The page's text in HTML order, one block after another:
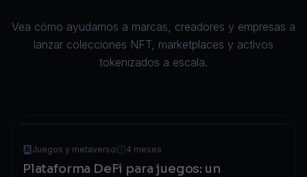
Vea cómo ayudamos a marcas, creadores y empresas a
lanzar colecciones NFT, marketplaces y activos
tokenizados a escala.
Juegos y metaverso 4 meses
Plataforma DeFi para juegos: un